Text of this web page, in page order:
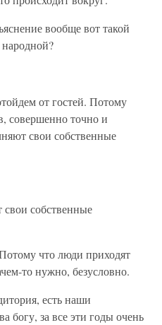
вообще вот такой
от гостей. Потому
совершенно точно и
свои собственные
собственные
что люди приходят
то нужно, безусловно.
есть наши
богу, за все эти годы очень